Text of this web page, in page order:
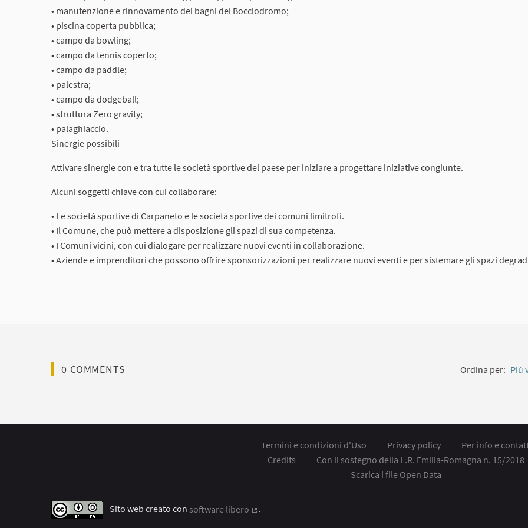
• manutenzione e rinnovamento dei bagni del Bocciodromo;
• piscina coperta pubblica;
• campo da bowling;
• campo da tennis coperto;
• campo da paddle;
• palestra;
• campo da dodgeball;
• struttura Zero gravity;
• palaghiaccio.
Sinergie possibili
Attivare sinergie con e tra tutte le società sportive del paese per iniziare a progettare iniziative congiunte.
Alcuni soggetti chiave con cui collaborare:
• Le società sportive di Carpaneto e le società sportive dei comuni limitrofi.
• Il Comune, che può mettere a disposizione gli spazi di sua competenza.
• I Comuni vicini, con cui dialogare per realizzare nuovi eventi in collaborazione.
• Aziende e imprenditori che possono offrire sponsorizzazioni per realizzare nuovi eventi e per sistemare gli spazi
0 COMMENTS Ordina per: Più
Termini e condizioni d'Uso Privacy policy
Per info e
Credits
Con il sostegno della L.R. Emilia-Romagna n. 15/2018
Scarica i file Open Data
Sito web creato con software libero
.